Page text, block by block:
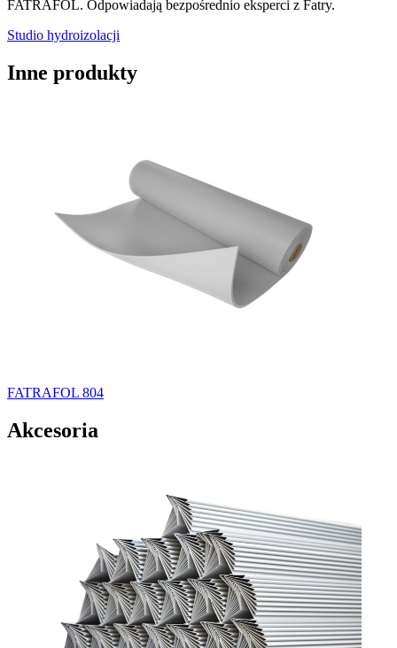
FATRAFOL. Odpowiadają bezpośrednio eksperci z Fatry.
Studio hydroizolacji
Inne produkty
FATRAFOL 804
Akcesoria